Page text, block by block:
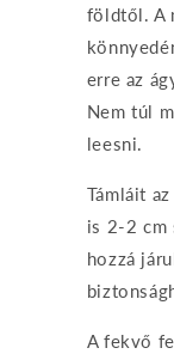
földtől. A
erre az
Nem túl
leesni.
Támláit
is 2-2 cm
hozzá
A fekvő